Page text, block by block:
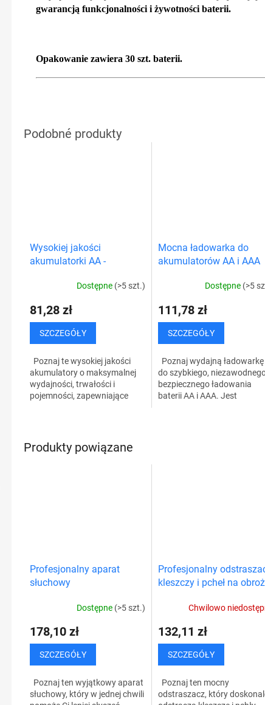
Produkty powiązane
Profesjonalny aparat
słuchowy
Dostępne (>5 szt.)
178,10 zł
SZCZEGÓŁY
Poznaj ten wyjątkowy aparat
słuchowy, który w jednej chwili
Profesjonalny
kleszczy i pcheł na
Chwilowo
132,11 zł
SZCZEGÓŁY
Poznaj ten mocny
odstraszacz, który
gwarancją funkcjonalności i żywotności baterii.
Opakowanie zawiera 30 szt. baterii.
Wysokiej jakości
akumulatorki AA -
Dostępne (>5 szt.)
81,28 zł
SZCZEGÓŁY
Poznaj te wysokiej jakości
akumulatory o maksymalnej
wydajności, trwałości i
pojemności, zapewniające
najnowszej...
Mocna ładowarka do
akumulatorów AA i AAA
Dostępne (>5
111,78 zł
SZCZEGÓŁY
Poznaj wydajną ładowarkę
do szybkiego,
bezpiecznego ładowania
baterii AA i AAA. Jest